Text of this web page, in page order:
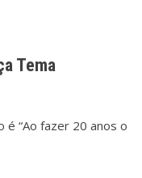
Tema
é “Ao fazer 20 anos o